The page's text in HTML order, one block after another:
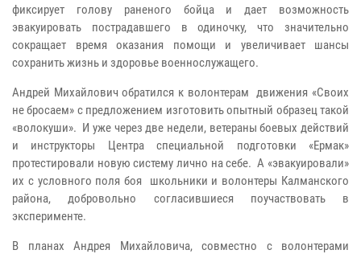
фиксирует голову раненого бойца и дает возможность
эвакуировать пострадавшего в одиночку, что значительно
сокращает время оказания помощи и увеличивает шансы
сохранить жизнь и здоровье военнослужащего.
Андрей Михайлович обратился к волонтерам движения «Своих
не бросаем» с предложением изготовить опытный образец такой
«волокуши». И уже через две недели, ветераны боевых действий
и инструкторы Центра специальной подготовки «Ермак»
протестировали новую систему лично на себе. А «эвакуировали»
их с условного поля боя школьники и волонтеры Калманского
района, добровольно согласившиеся поучаствовать в
эксперименте.
В планах Андрея Михайловича, совместно с волонтерами